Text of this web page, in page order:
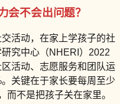
会不会出问题？
活动，在家上学孩子的社
究中心（NHERI）2022
活动、志愿服务和团队运
关键在于家长要每周至少
而不是把孩子关在家里。